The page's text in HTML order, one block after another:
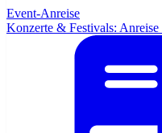
Event-Anreise
Konzerte & Festivals: